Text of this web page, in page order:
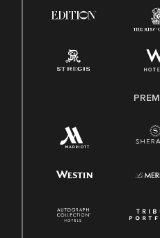
Ley de licencia familiar y